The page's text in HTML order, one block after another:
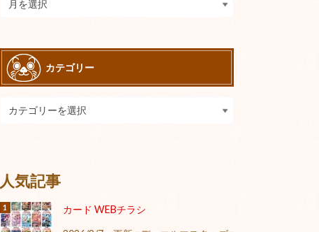
カテゴリー
人気記事
カード WEBチラシ